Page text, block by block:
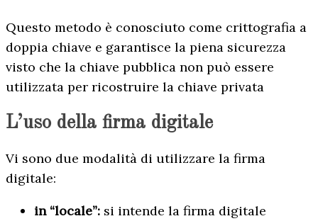
Questo metodo è conosciuto come crittografia a
doppia chiave e garantisce la piena sicurezza
visto che la chiave pubblica non può essere
utilizzata per ricostruire la chiave privata
L’uso della firma digitale
Vi sono due modalità di utilizzare la firma
digitale:
in “locale”: si intende la firma digitale